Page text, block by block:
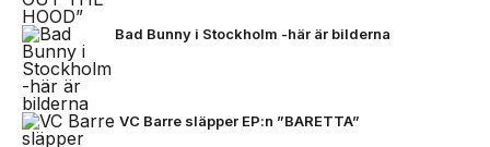
Bad Bunny i Stockholm -här är bilderna
VC Barre släpper EP:n ”BARETTA”